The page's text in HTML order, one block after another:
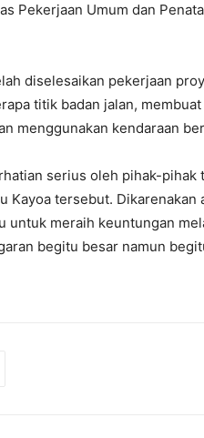
Pekerjaan Umum dan
diselesaikan pekerjaan
titik badan jalan,
menggunakan kendaraan
serius oleh pihak-
Kayoa tersebut. Dikarenakan
untuk meraih keuntungan
begitu besar namun